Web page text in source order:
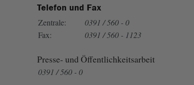
Telefon und Fax
Zentrale:
0391 / 560 - 0
Fax:
0391 / 560 - 1123
Presse- und Öffentlichkeitsarbeit
0391 / 560 - 0